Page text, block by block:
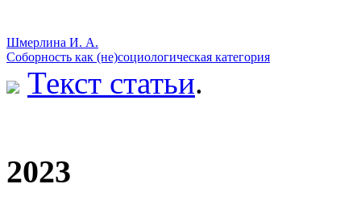
Шмерлина И. А.
Соборность как (не)социологическая категория
Текст статьи.
2023